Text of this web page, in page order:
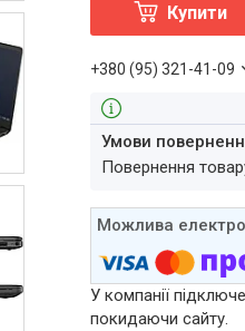
Купити
+380 (95) 321-41-09
повернення
У компанії
покидаючи сайту.